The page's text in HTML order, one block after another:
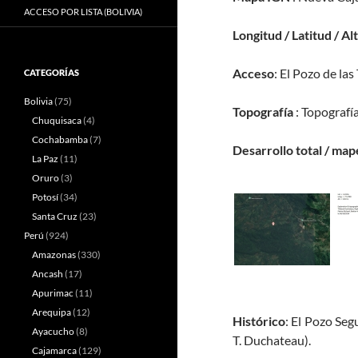
Longitud / Latitud /
Acceso: El Pozo de
Topografía :
Desarrollo total /
Histórico: El Pozo
T. Duchateau).
ACCESO POR LISTA (BOLIVIA)
CATEGORÍAS
Bolivia(75)
Chuquisaca(4)
Cochabamba(7)
La Paz (11)
Oruro(3)
Potosí(34)
Santa Cruz (23)
Perú (924)
Amazonas(330)
Ancash (17)
Apurimac (11)
Arequipa(12)
Ayacucho(8)
Cajamarca(129)